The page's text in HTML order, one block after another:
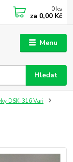
Menu
Hledat
0 ks
za 0,00 Kč
DSK-316 Vari